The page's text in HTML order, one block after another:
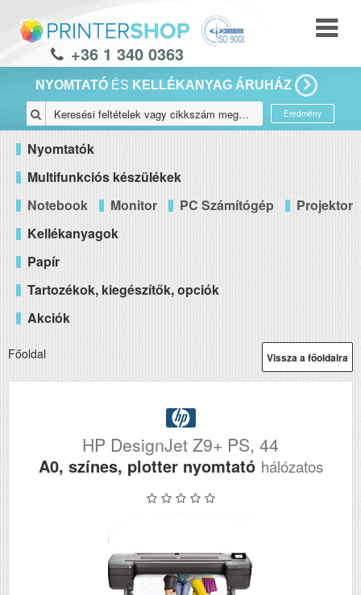
+36 1 340 0363
NYOMTATÓ ÉS KELLÉKANYAG ÁRUHÁZ
Eredmény
Nyomtatók
Multifunkciós készülékek
Notebook
Monitor PC Számítógép
Projektor
Kellékanyagok
Papír
Tartozékok, kiegészítők, opciók
Akciók
Vissza a főoldalra
Főoldal
HP DesignJet Z9+ PS, 44
A0, színes, plotter nyomtató hálózatos